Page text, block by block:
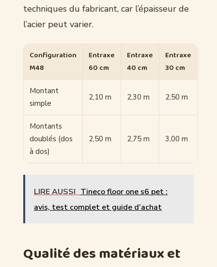
techniques du fabricant, car l’épaisseur de
l’acier peut varier.
Configuration
M48
Entraxe
60 cm
Entraxe
40 cm
Entraxe
30 cm
Montant
simple
2,10 m 2,30 m 2,50 m
Montants
doublés (dos
à dos)
2,50 m 2,75 m 3,00 m
LIRE AUSSI Tineco floor one s6 pet :
avis, test complet et guide d’achat
Qualité des matériaux et